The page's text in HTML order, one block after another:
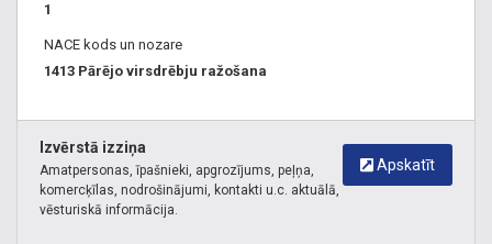
1
NACE kods un nozare
1413 Pārējo virsdrēbju ražošana
Apskatīt
Izvērstā izziņa
Amatpersonas, īpašnieki, apgrozījums, peļņa,
komercķīlas, nodrošinājumi, kontakti u.c. aktuālā,
vēsturiskā informācija.